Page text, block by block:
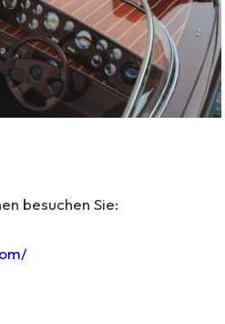
besuchen Sie: